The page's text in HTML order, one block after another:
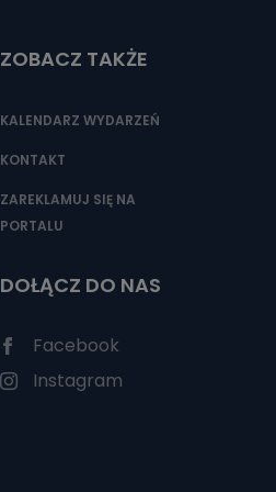
ZOBACZ TAKŻE
KALENDARZ WYDARZEŃ
KONTAKT
ZAREKLAMUJ SIĘ NA
PORTALU
DOŁĄCZ DO NAS
Facebook
Instagram